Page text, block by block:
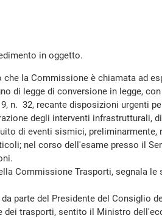
in oggetto.
che la Commissione è chiamata ad
di legge di conversione in legge, con
n. 32, recante disposizioni urgenti
degli interventi infrastrutturali, di
di eventi sismici, preliminarmente,
nel corso dell'esame presso il
Commissione Trasporti, segnala le
parte del Presidente del Consiglio
trasporti, sentito il Ministro